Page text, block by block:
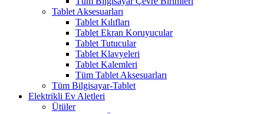
Tablet Aksesuarları
Tablet Kılıfları
Tablet Ekran Koruyucular
Tablet Tutucular
Tablet Klavyeleri
Tablet Kalemleri
Tüm Tablet Aksesuarları
Tüm Bilgisayar-Tablet
Elektrikli Ev Aletleri
Ütüler